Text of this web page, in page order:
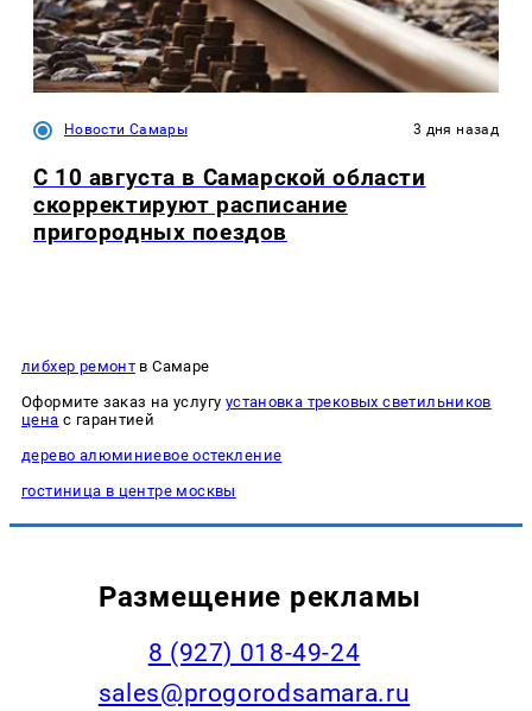
Новости Самары 3 дня назад
С 10 августа в Самарской области
скорректируют расписание
пригородных поездов
либхер ремонт в Самаре
Оформите заказ на услугу установка трековых светильников
цена с гарантией
дерево алюминиевое остекление
гостиница в центре москвы
Размещение рекламы
8 (927) 018-49-24
sales@progorodsamara.ru